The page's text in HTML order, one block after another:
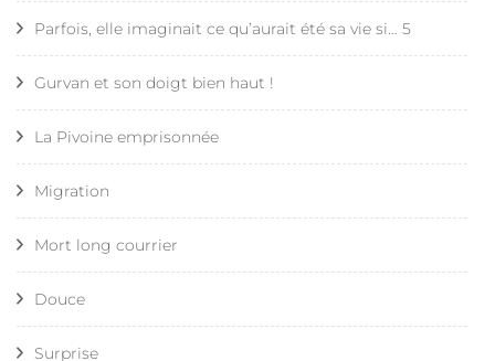
Parfois, elle imaginait ce qu’aurait été sa vie si… 5
Gurvan et son doigt bien haut !
La Pivoine emprisonnée
Migration
Mort long courrier
Douce
Surprise